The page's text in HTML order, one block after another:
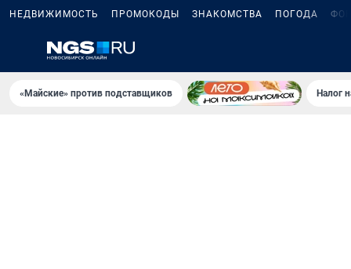
НЕДВИЖИМОСТЬ ПРОМОКОДЫ ЗНАКОМСТВА ПОГОДА
«Майские» против подставщиков Налог